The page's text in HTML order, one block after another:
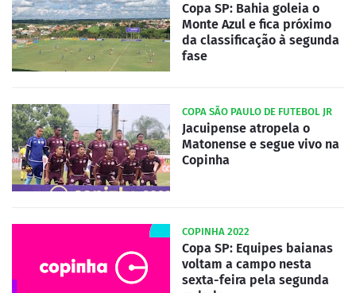
Copa SP: Bahia goleia o
Monte Azul e fica próximo
da classificação à segunda
fase
COPA SÃO PAULO DE FUTEBOL JR
Jacuipense atropela o
Matonense e segue vivo na
Copinha
COPINHA 2022
Copa SP: Equipes baianas
voltam a campo nesta
sexta-feira pela segunda